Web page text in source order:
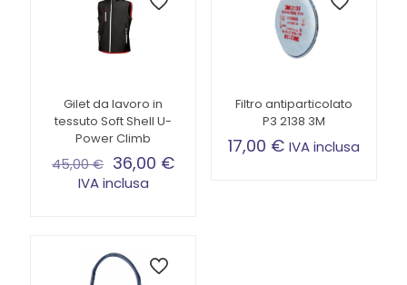
Gilet da lavoro in
tessuto Soft Shell U-
Power Climb
45,00€ 36,00 €
IVA inclusa
più
varianti.
Filtro antiparticolato
P3 2138 3M
17,00 € IVA inclusa